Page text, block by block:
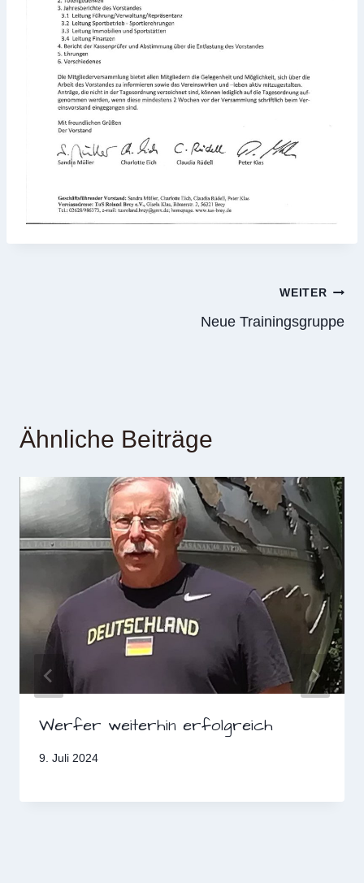
WEITER
Neue Trainingsgruppe
Ähnliche Beiträge
Werfer weiterhin erfolgreich
9. Juli 2024